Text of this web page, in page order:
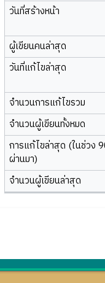
วันที่สร้างหน้า
ผู้เขียนคนล่าสุด
วันที่แก้ไขล่าสุด
จำนวนการแก้ไขรวม
จำนวนผู้เขียนทั้งหมด
การแก้ไขล่าสุด (ในช่วง
ผ่านมา)
จำนวนผู้เขียนล่าสุด